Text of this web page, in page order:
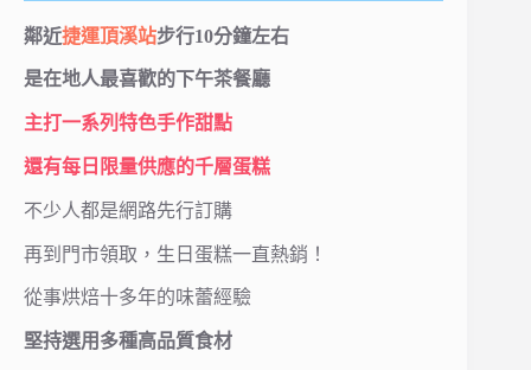
鄰近捷運頂溪站步行10分鐘左右
是在地人最喜歡的下午茶餐廳
主打一系列特色手作甜點
還有每日限量供應的千層蛋糕
不少人都是網路先行訂購
再到門市領取，生日蛋糕一直熱銷！
從事烘焙十多年的味蕾經驗
堅持選用多種高品質食材